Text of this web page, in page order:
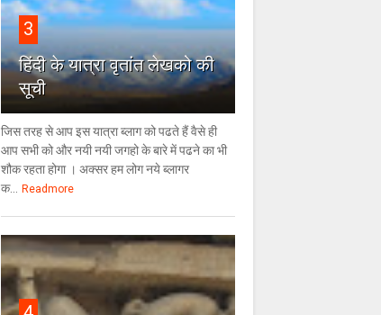
3
हिंदी के यात्रा वृतांत लेखको की
सूची
जिस तरह से आप इस यात्रा ब्लाग को पढते हैं वैसे ही
आप सभी को और नयी नयी जगहो के बारे में पढने का भी
शौक रहता होगा । अक्सर हम लोग नये ब्लागर
क...
Readmore